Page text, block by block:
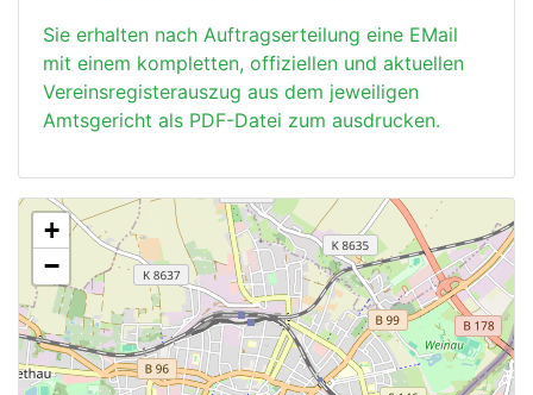
Sie erhalten nach Auftragserteilung eine EMail
mit einem kompletten, offiziellen und aktuellen
Vereinsregisterauszug aus dem jeweiligen
Amtsgericht als PDF-Datei zum ausdrucken.
+
−